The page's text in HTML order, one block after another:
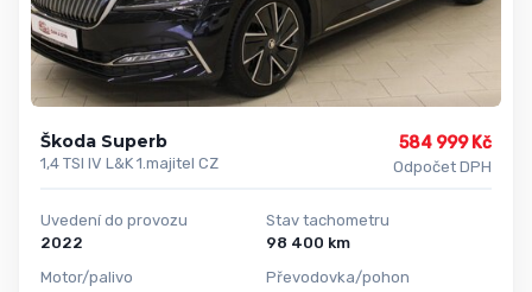
Škoda Superb
1,4 TSI IV L&K 1.majitel CZ
584 999 Kč
Odpočet DPH
Uvedení do provozu
2022
Motor/palivo
Stav tachometru
98 400 km
Převodovka/pohon